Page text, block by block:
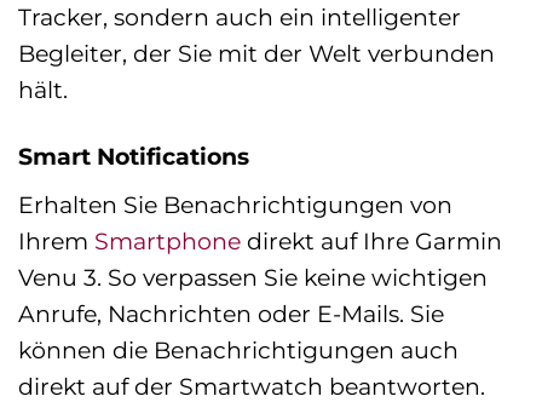
Tracker, sondern auch ein intelligenter
Begleiter, der Sie mit der Welt verbunden
hält.
Smart Notifications
Erhalten Sie Benachrichtigungen von
Ihrem Smartphone direkt auf Ihre Garmin
Venu 3. So verpassen Sie keine wichtigen
Anrufe, Nachrichten oder E-Mails. Sie
können die Benachrichtigungen auch
direkt auf der Smartwatch beantworten.